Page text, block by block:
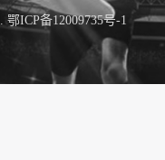
鄂ICP备12009735号-1